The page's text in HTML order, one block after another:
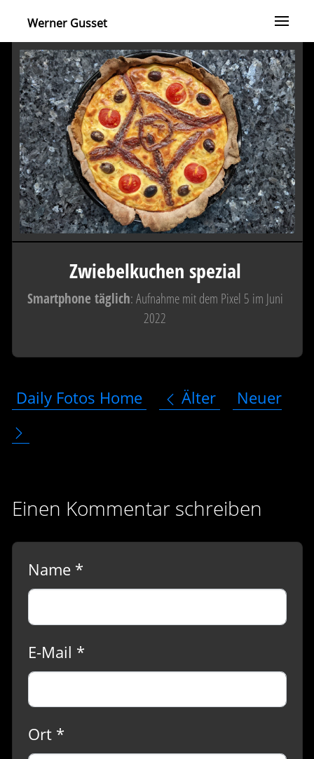
Werner Gusset
Zwiebelkuchen spezial
Smartphone täglich: Aufnahme mit dem Pixel 5 im Juni
2022
Daily Fotos Home Älter Neuer
Einen Kommentar schreiben
Name *
E-Mail *
Ort *